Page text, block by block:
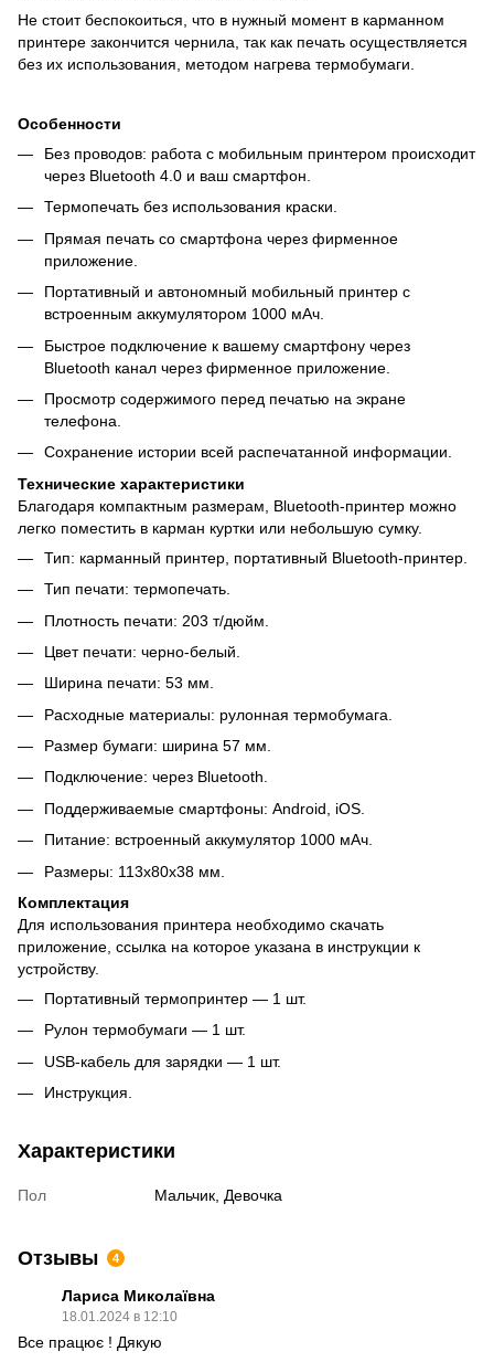
Не стоит беспокоиться, что в нужный момент в карманном
принтере закончится чернила, так как печать осуществляется
без их использования, методом нагрева термобумаги.
Особенности
Без проводов: работа с мобильным принтером происходит
через Bluetooth 4.0 и ваш смартфон.
Термопечать без использования краски.
Прямая печать со смартфона через фирменное
приложение.
Портативный и автономный мобильный принтер с
встроенным аккумулятором 1000 мАч.
Быстрое подключение к вашему смартфону через
Bluetooth канал через фирменное приложение.
Просмотр содержимого перед печатью на экране
телефона.
Сохранение истории всей распечатанной информации.
Технические характеристики
Благодаря компактным размерам, Bluetooth-принтер можно
легко поместить в карман куртки или небольшую сумку.
Тип: карманный принтер, портативный Bluetooth-принтер.
Тип печати: термопечать.
Плотность печати: 203 т/дюйм.
Цвет печати: черно-белый.
Ширина печати: 53 мм.
Расходные материалы: рулонная термобумага.
Размер бумаги: ширина 57 мм.
Подключение: через Bluetooth.
Поддерживаемые смартфоны: Android, iOS.
Питание: встроенный аккумулятор 1000 мАч.
Размеры: 113x80x38 мм.
Комплектация
Для использования принтера необходимо скачать
приложение, ссылка на которое указана в инструкции к
устройству.
Портативный термопринтер — 1 шт.
Рулон термобумаги — 1 шт.
USB-кабель для зарядки — 1 шт.
Инструкция.
Характеристики
Пол Мальчик, Девочка
Отзывы 4
Лариса Миколаївна
18.01.2024 в 12:10
Все працює ! Дякую